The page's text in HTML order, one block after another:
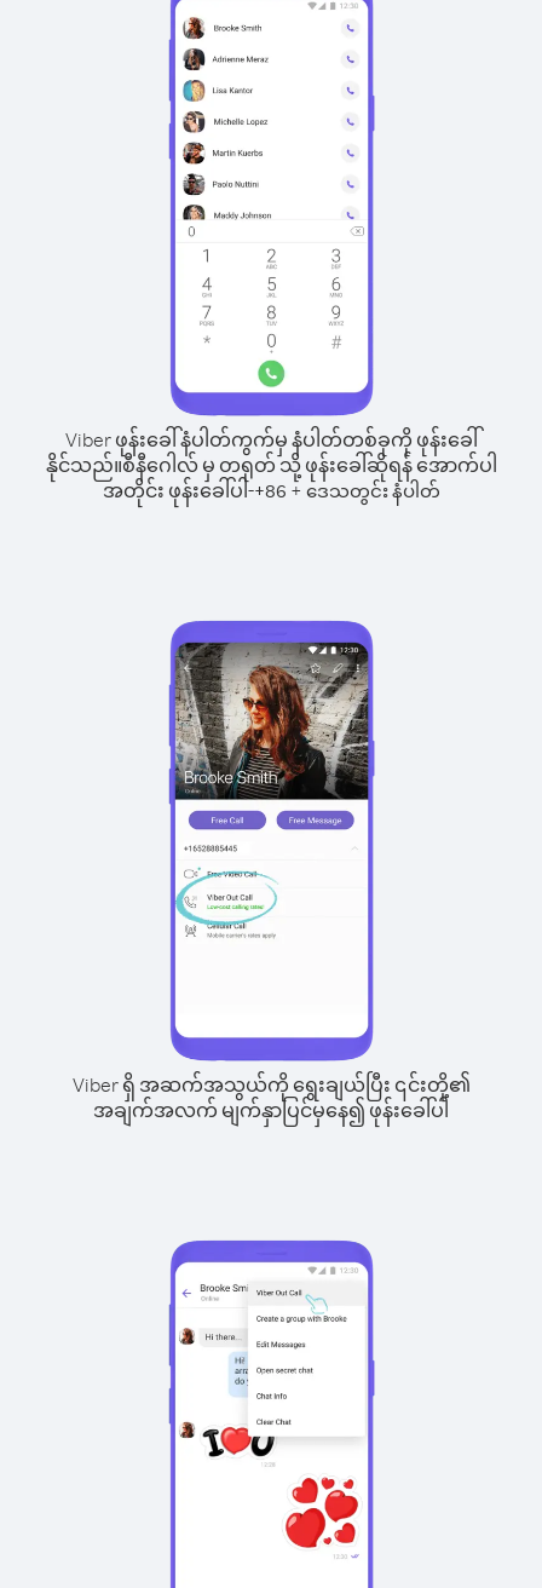
Viber ဖုန်းခေါ်နံပါတ်ကွက်မှ နံပါတ်တစ်ခုကို ဖုန်းခေါ်
နိုင်သည်။စီနီဂေါလ် မှ တရုတ် သို့ ဖုန်းခေါ်ဆိုရန် အောက်ပါ
အတိုင်း ဖုန်းခေါ်ပါ-+86 + ဒေသတွင်း နံပါတ်
Viber ရှိ အဆက်အသွယ်ကို ရွေးချယ်ပြီး ၎င်းတို့၏
အချက်အလက် မျက်နှာပြင်မှနေ၍ ဖုန်းခေါ်ပါ